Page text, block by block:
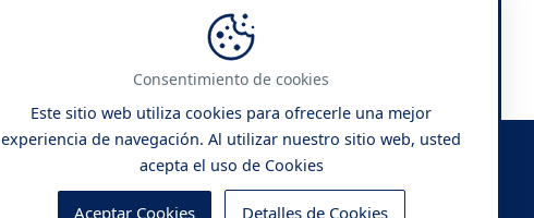
Consentimiento de cookies
Este sitio web utiliza cookies para ofrecerle una mejor
experiencia de navegación. Al utilizar nuestro sitio web, usted
acepta el uso de Cookies
Aceptar Cookies Detalles de Cookies